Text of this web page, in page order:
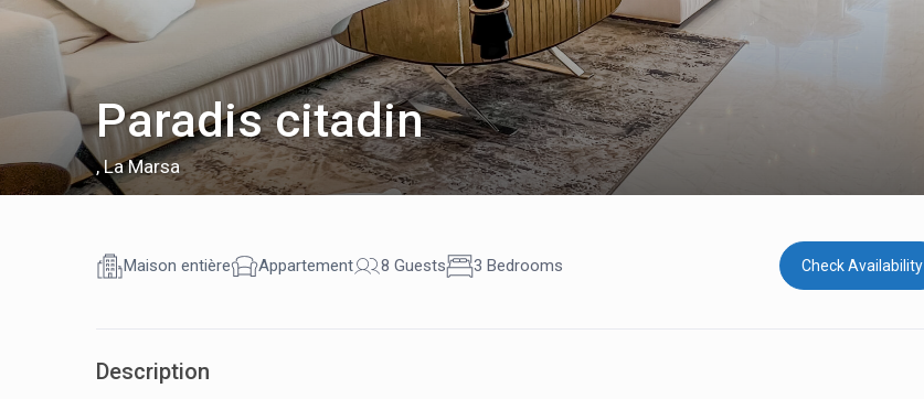
Paradis citadin
,La Marsa
Maison entière Appartement 8 Guests 3 Bedrooms Check Availability
Description